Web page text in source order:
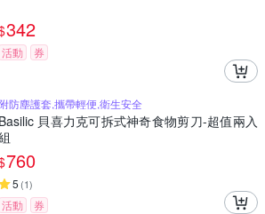
342
活動 券
防塵護套,攜帶輕便,衛生安全
Basilic 貝喜力克可拆式神奇食物剪刀-超值兩入
760
5 (1)
活動 券